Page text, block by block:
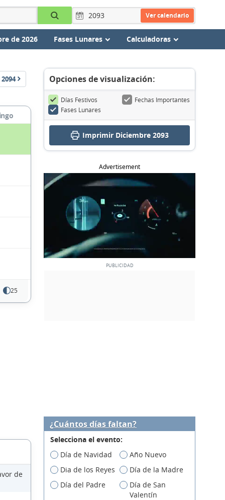
Ver calendario
de 2026 Fases Lunares Calculadoras
2094
25
Opciones de visualización:
Días Festivos
Fechas Importantes
Fases Lunares
Imprimir Diciembre 2093
Advertisement
de
¿Cuántos días faltan?
Selecciona el evento:
Día de Navidad
Año Nuevo
Dia de los Reyes
Día de la Madre
Día del Padre
Día de San
Valentín